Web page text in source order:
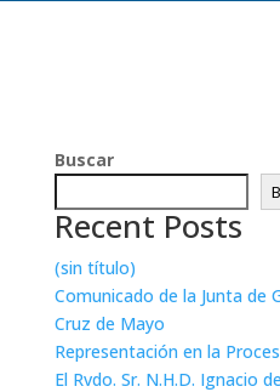
Buscar
Recent Posts
(sin título)
Comunicado de la Junta de
Cruz de Mayo
Representación en la
El Rvdo. Sr. N.H.D. Ignacio